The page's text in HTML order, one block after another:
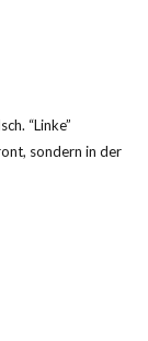
“Linke”
sondern in der